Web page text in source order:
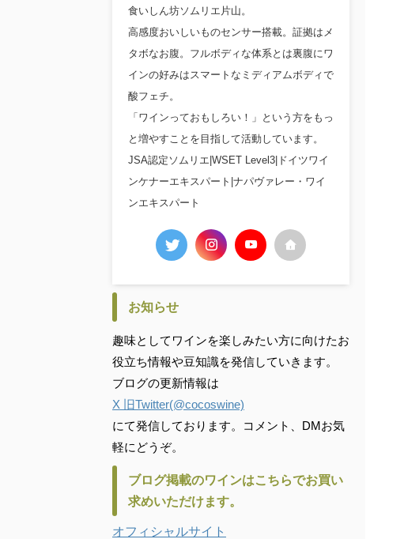
食いしん坊ソムリエ片山。
高感度おいしいものセンサー搭載。証拠はメ
タボなお腹。フルボディな体系とは裏腹にワ
インの好みはスマートなミディアムボディで
酸フェチ。
「ワインっておもしろい！」という方をもっ
と増やすことを目指して活動しています。
JSA認定ソムリエ|WSET Level3|ドイツワイ
ンケナーエキスパート|ナパヴァレー・ワイ
ンエキスパート
お知らせ
趣味としてワインを楽しみたい方に向けたお
役立ち情報や豆知識を発信していきます。
ブログの更新情報は
X 旧Twitter(@cocoswine)
にて発信しております。コメント、DMお気
軽にどうぞ。
ブログ掲載のワインはこちらでお買い
求めいただけます。
オフィシャルサイト